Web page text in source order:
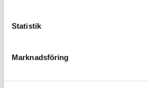
Statistik
Marknadsföring